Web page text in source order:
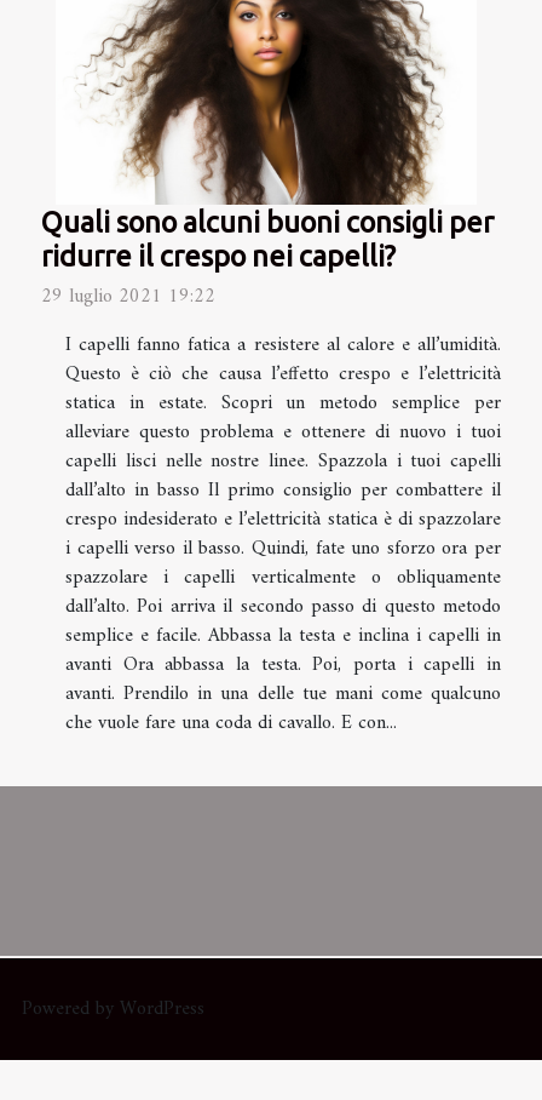
Quali sono alcuni buoni consigli per
ridurre il crespo nei capelli?
29 luglio 2021 19:22
I capelli fanno fatica a resistere al calore e all’umidità.
Questo è ciò che causa l’effetto crespo e l’elettricità
statica in estate. Scopri un metodo semplice per
alleviare questo problema e ottenere di nuovo i tuoi
capelli lisci nelle nostre linee. Spazzola i tuoi capelli
dall’alto in basso Il primo consiglio per combattere il
crespo indesiderato e l’elettricità statica è di spazzolare
i capelli verso il basso. Quindi, fate uno sforzo ora per
spazzolare i capelli verticalmente o obliquamente
dall’alto. Poi arriva il secondo passo di questo metodo
semplice e facile. Abbassa la testa e inclina i capelli in
avanti Ora abbassa la testa. Poi, porta i capelli in
avanti. Prendilo in una delle tue mani come qualcuno
che vuole fare una coda di cavallo. E con...
Powered by WordPress